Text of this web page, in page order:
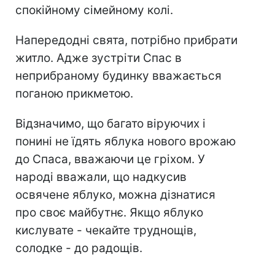
спокійному сімейному колі.
Напередодні свята, потрібно прибрати
житло. Адже зустріти Спас в
неприбраному будинку вважається
поганою прикметою.
Відзначимо, що багато віруючих і
понині не їдять яблука нового врожаю
до Спаса, вважаючи це гріхом. У
народі вважали, що надкусив
освячене яблуко, можна дізнатися
про своє майбутнє. Якщо яблуко
кислувате - чекайте труднощів,
солодке - до радощів.